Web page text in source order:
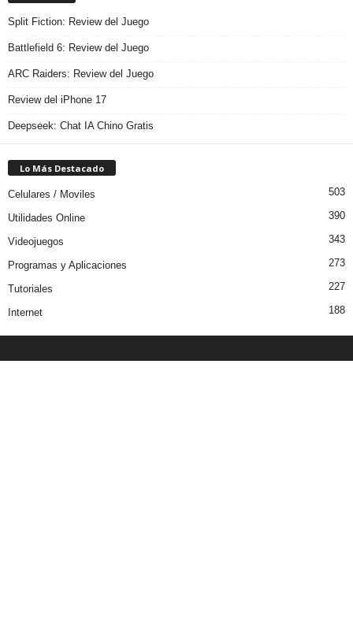
Split Fiction: Review del Juego
Battlefield 6: Review del Juego
ARC Raiders: Review del Juego
Review del iPhone 17
Deepseek: Chat IA Chino Gratis
Lo Más Destacado
Celulares / Moviles 503
Utilidades Online 390
Videojuegos 343
Programas y Aplicaciones 273
Tutoriales 227
Internet 188